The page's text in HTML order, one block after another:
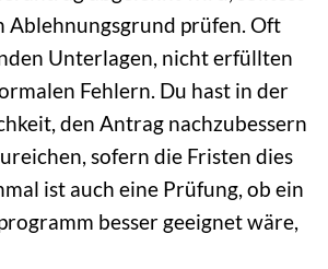
Ablehnungsgrund prüfen. Oft
Unterlagen, nicht erfüllten
Fehlern. Du hast in der
den Antrag nachzubessern
sofern die Fristen dies
ist auch eine Prüfung, ob ein
besser geeignet wäre,